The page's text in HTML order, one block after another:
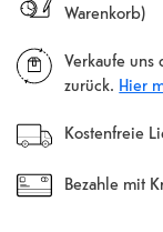
Warenkorb)
Verkaufe
zurück. Hier
Kostenfreie
Bezahle mit